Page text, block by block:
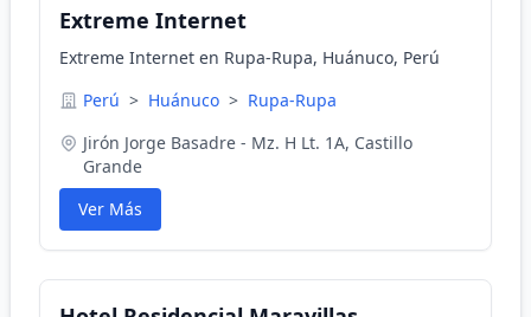
Extreme Internet
Extreme Internet en Rupa-Rupa, Huánuco, Perú
Perú > Huánuco > Rupa-Rupa
Jirón Jorge Basadre - Mz. H Lt. 1A, Castillo
Grande
Ver Más